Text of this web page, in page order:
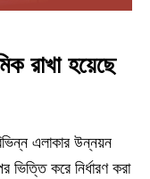
রাখা হয়েছে
এলাকার উন্নয়ন
করে নির্ধারণ করা